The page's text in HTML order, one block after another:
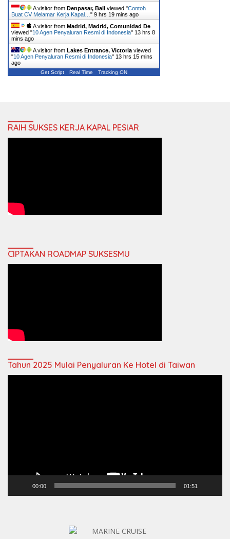
A visitor from Denpasar, Bali viewed "Contoh
Buat CV Melamar Kerja Kapal… " 9 hrs 19 mins ago
A visitor from Madrid, Madrid, Comunidad De
viewed "10 Agen Penyaluran Resmi di Indonesia" 13 hrs 8
mins ago
A visitor from Lakes Entrance, Victoria viewed
"10 Agen Penyaluran Resmi di Indonesia" 13 hrs 15 mins
ago
Get Script Real Time Tracking ON
RAIH SUKSES KERJA KAPAL PESIAR
CIPTAKAN ROADMAP SUKSESMU
Tahun 2025 Mulai Penyaluran Ke Hotel di Taiwan
00:00 01:51